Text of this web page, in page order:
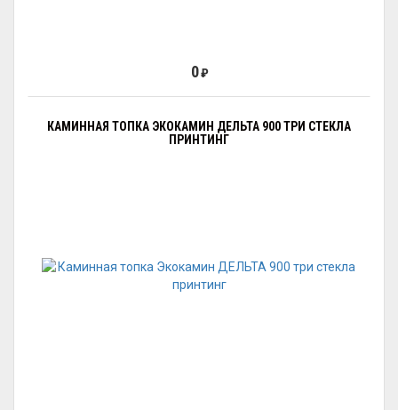
0₽
КАМИННАЯ ТОПКА ЭКОКАМИН ДЕЛЬТА 900 ТРИ СТЕКЛА
ПРИНТИНГ